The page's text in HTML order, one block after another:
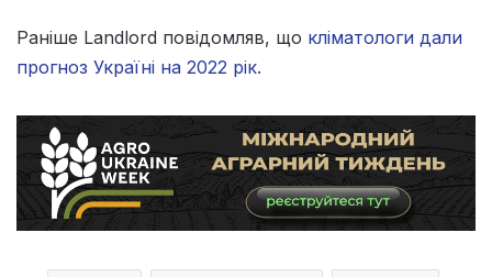
Раніше Landlord повідомляв, що кліматологи дали
прогноз Україні на 2022 рік.